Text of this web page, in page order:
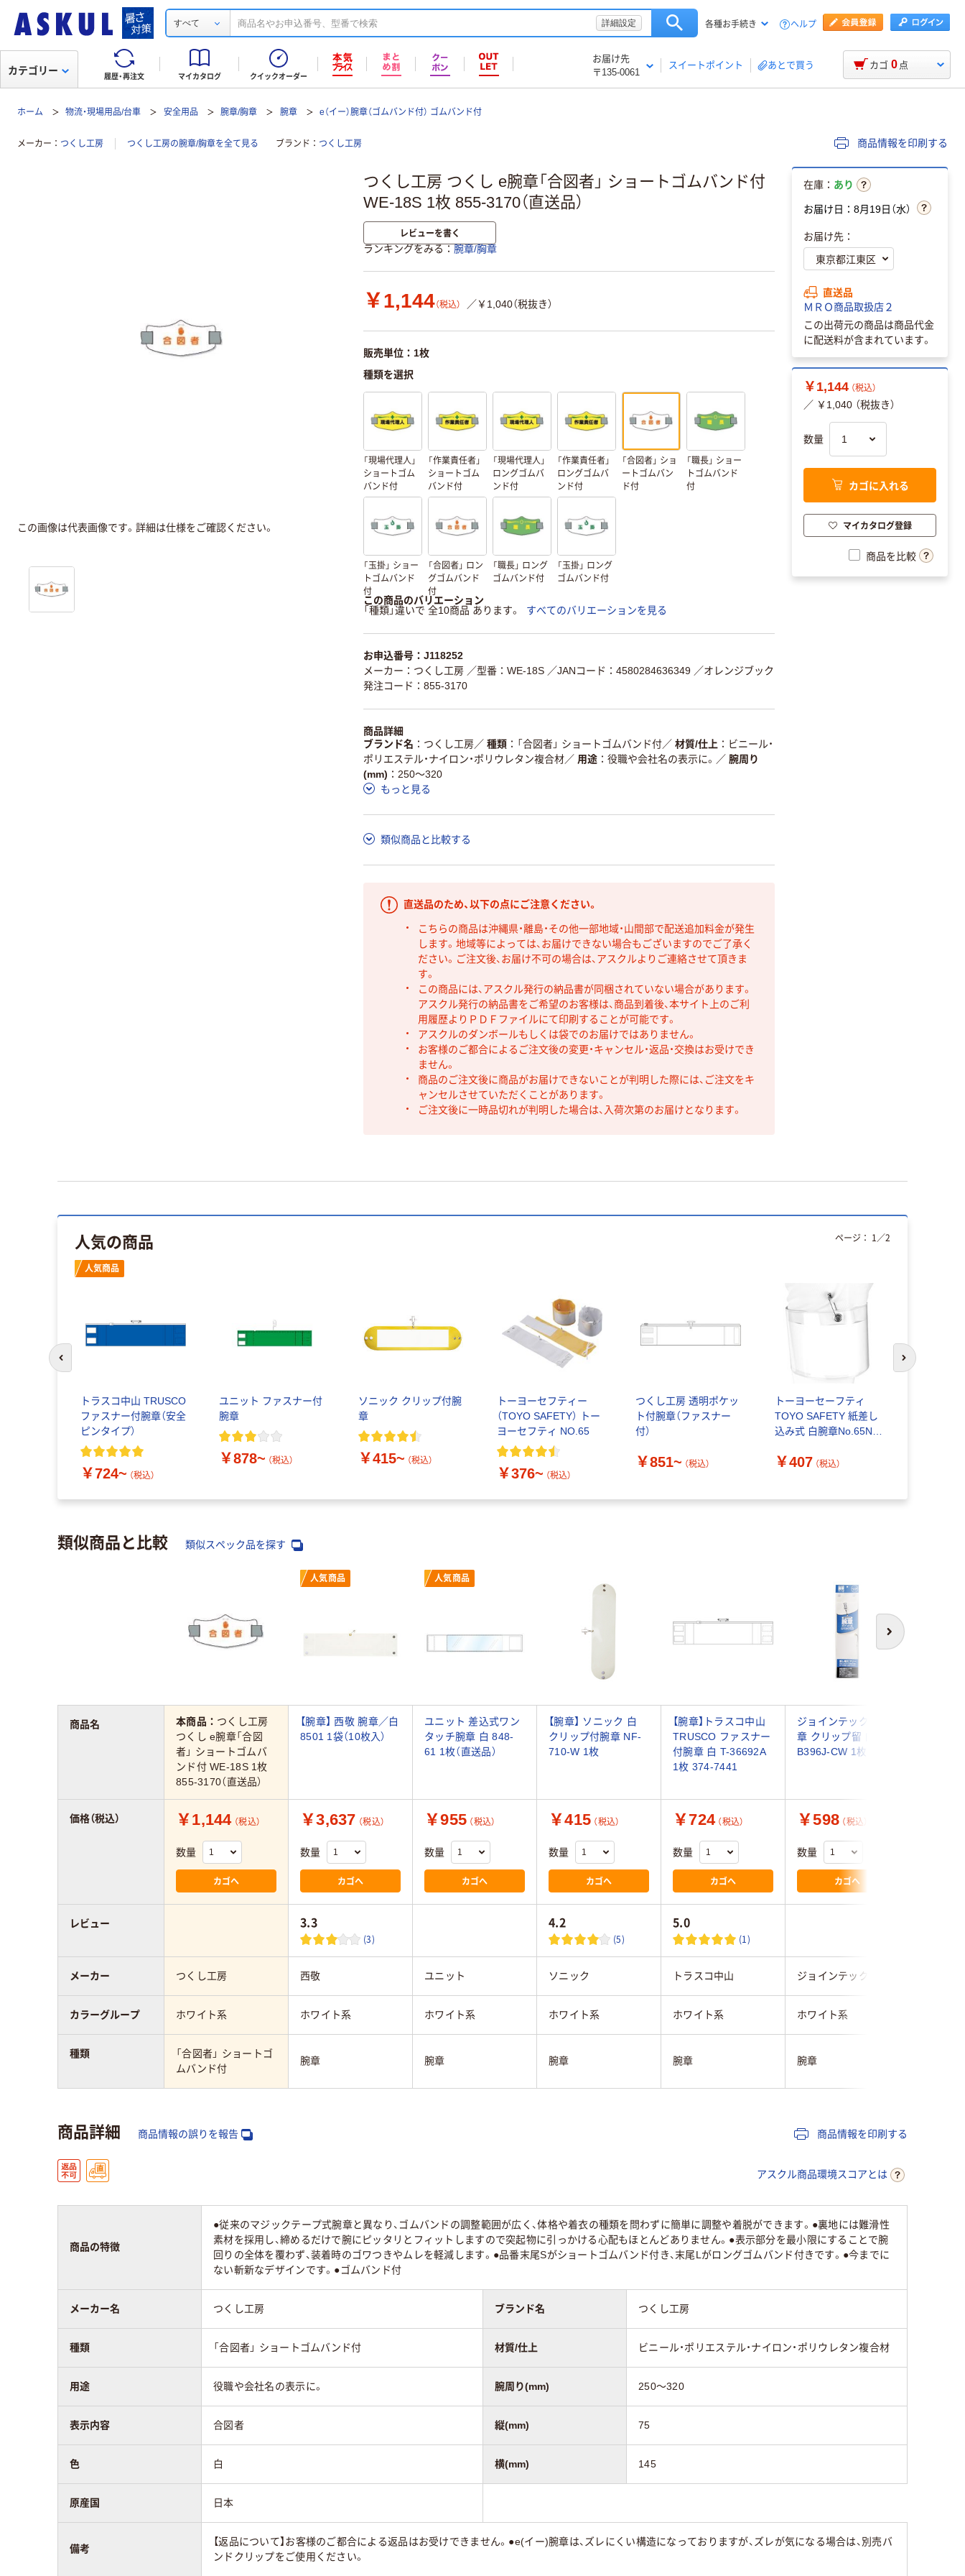
すべて 詳細設定 各種お手続き ヘルプ
履歴・再注文 マイカタログ クイックオーダー
お届け先
〒135-0061
スイートポイント あとで買う
カテゴリー カゴ 0 点
ホーム 物流・現場用品/台車 安全用品 腕章/胸章 腕章 e（イー）腕章（ゴムバンド付） ゴムバンド付
メーカー つくし工房 つくし工房の腕章/胸章を全て見る ブランド つくし工房 商品情報を印刷する
つくし工房 つくし e腕章「合図者」 ショートゴムバンド付
WE-18S 1枚 855-3170（直送品）
レビューを書く
ランキングをみる 腕章/胸章
￥1,144（税込） ／￥1,040（税抜き）
販売単位：1枚
種類を選択
「現場代理人」
ショートゴム
バンド付
「作業責任者」
ショートゴム
バンド付
「現場代理人」
ロングゴムバ
ンド付
「作業責任者」
ロングゴムバ
ンド付
「合図者」 ショ
ートゴムバン
ド付
「職長」 ショー
トゴムバンド
付
「玉掛」 ショー
トゴムバンド
付
「合図者」 ロン
グゴムバンド
付
「職長」 ロング
ゴムバンド付
「玉掛」 ロング
ゴムバンド付
この商品のバリエーション
「種類」違いで 全10商品 あります。
すべてのバリエーションを見る
お申込番号：J118252
メーカー：つくし工房 ／型番：WE-18S ／JANコード：4580284636349 ／オレンジブック
発注コード：855-3170
商品詳細
ブランド名
つくし工房／ 種類 「合図者」 ショートゴムバンド付／ 材質/仕上
ビニール・
ポリエステル・ナイロン・ポリウレタン複合材／ 用途 役職や会社名の表示に。 ／ 腕周り
(mm)
250～320
もっと見る
類似商品と比較する
直送品のため、以下の点にご注意ください。
こちらの商品は沖縄県・離島・その他一部地域・山間部で配送追加料金が発生
します。地域等によっては、お届けできない場合もございますのでご了承く
ださい。ご注文後、お届け不可の場合は、アスクルよりご連絡させて頂きま
す。
この商品には、アスクル発行の納品書が同梱されていない場合があります。
アスクル発行の納品書をご希望のお客様は、商品到着後、本サイト上のご利
用履歴よりＰＤＦファイルにて印刷することが可能です。
アスクルのダンボールもしくは袋でのお届けではありません。
お客様のご都合によるご注文後の変更・キャンセル・返品・交換はお受けでき
ません。
商品のご注文後に商品がお届けできないことが判明した際には、ご注文をキ
ャンセルさせていただくことがあります。
ご注文後に一時品切れが判明した場合は、入荷次第のお届けとなります。
この画像は代表画像です。詳細は仕様をご確認ください。
在庫： あり
お届け日：8月19日（水）
お届け先：
直送品
ＭＲＯ商品取扱店２
この出荷元の商品は商品代金
に配送料が含まれています。
￥1,144 （税込）
／ ￥1,040 （税抜き）
数量
カゴに入れる
マイカタログ登録
商品を比較
人気の商品
人気商品
トラスコ中山 TRUSCO
ファスナー付腕章（安全
ピンタイプ）
￥724~ （税込）
ユニット ファスナー付
腕章
￥878~ （税込）
ソニック クリップ付腕
章
￥415~ （税込）
トーヨーセフティー
（TOYO SAFETY） トー
ヨーセフティ NO.65
￥376~ （税込）
つくし工房 透明ポケッ
ト付腕章（ファスナー
付）
￥851~ （税込）
トーヨーセーフティ
TOYO SAFETY 紙差し
込み式 白腕章No.65N
￥407 （税込）
ページ： 1 ／2
前のスライドへ 次のスライド
類似商品と比較 類似スペック品を探す
次へ
人気商品 人気商品
本商品： つくし工房
つくし e腕章「合図
者」 ショートゴムバ
ンド付 WE-18S 1枚
855-3170（直送品）
【腕章】 西敬 腕章／白
8501 1袋（10枚入）
ユニット 差込式ワン
タッチ腕章 白 848-
61 1枚（直送品）
【腕章】 ソニック 白
クリップ付腕章 NF-
710-W 1枚
【腕章】トラスコ中山
TRUSCO ファスナー
付腕章 白 T-36692A
1枚 374-7441
ジョインテックス 腕
章 クリップ留 白
B396J-CW 1枚
￥1,144 （税込）
数量
カゴへ
￥3,637 （税込）
数量
カゴへ
￥955 （税込）
数量
カゴへ
￥415 （税込）
数量
カゴへ
￥724 （税込）
数量
カゴへ
￥598 （税込）
数量
カゴへ
3.3
(3)
4.2
(5)
5.0
(1)
つくし工房 西敬 ユニット ソニック トラスコ中山 ジョインテックス
ホワイト系 ホワイト系 ホワイト系 ホワイト系 ホワイト系 ホワイト系
「合図者」 ショートゴ
ムバンド付
腕章 腕章 腕章 腕章 腕章
商品名
価格（税込）
レビュー
メーカー
カラーグループ
種類
商品詳細 商品情報の誤りを報告 商品情報を印刷する
アスクル商品環境スコアとは
商品の特徴
●従来のマジックテープ式腕章と異なり、ゴムバンドの調整範囲が広く、体格や着衣の種類を問わずに簡単に調整や着脱ができます。●裏地には難滑性
素材を採用し、締めるだけで腕にピッタリとフィットしますので突起物に引っかける心配もほとんどありません。●表示部分を最小限にすることで腕
回りの全体を覆わず、装着時のゴワつきやムレを軽減します。●品番末尾Sがショートゴムバンド付き、末尾Lがロングゴムバンド付きです。●今までに
ない斬新なデザインです。●ゴムバンド付
メーカー名 つくし工房 ブランド名 つくし工房
種類 「合図者」 ショートゴムバンド付 材質/仕上 ビニール・ポリエステル・ナイロン・ポリウレタン複合材
用途 役職や会社名の表示に。 腕周り(mm) 250～320
表示内容 合図者 縦(mm) 75
色 白 横(mm) 145
原産国 日本
備考
【返品について】お客様のご都合による返品はお受けできません。●e(イー)腕章は、ズレにくい構造になっておりますが、ズレが気になる場合は、別売バ
ンドクリップをご使用ください。